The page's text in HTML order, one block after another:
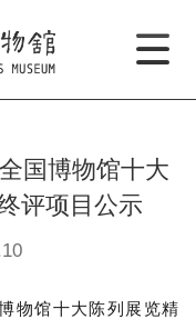
国博物馆十大
评项目公示
物馆十大陈列展览精